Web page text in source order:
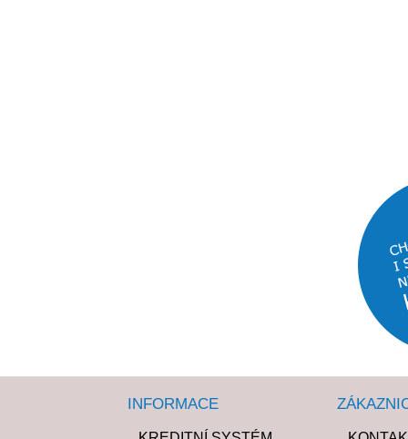
INFORMACE